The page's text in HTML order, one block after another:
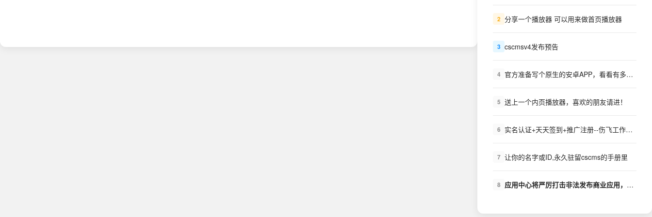
2 分享一个播放器 可以用来做首页播放器
3 cscmsv4发布预告
4 官方准备写个原生的安卓APP，看看有多少需求？
5 送上一个内页播放器，喜欢的朋友请进！
6 实名认证+天天签到+推广注册--伤飞工作室++扩展下载
7 让你的名字或ID,永久驻留cscms的手册里
8 应用中心将严厉打击非法发布商业应用，盗版商业应用的行为